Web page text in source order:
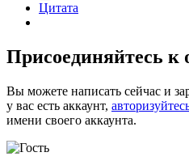
Цитата
Присоединяйтесь к
Вы можете написать сейчас и
у вас есть аккаунт,
имени своего аккаунта.